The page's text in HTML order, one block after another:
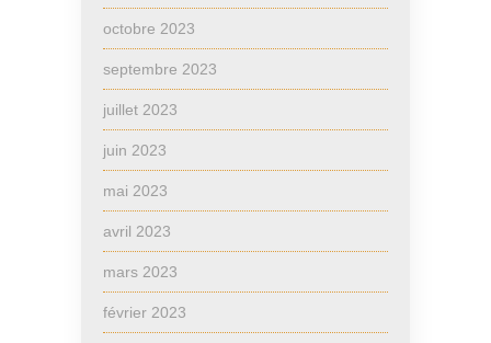
octobre 2023
septembre 2023
juillet 2023
juin 2023
mai 2023
avril 2023
mars 2023
février 2023